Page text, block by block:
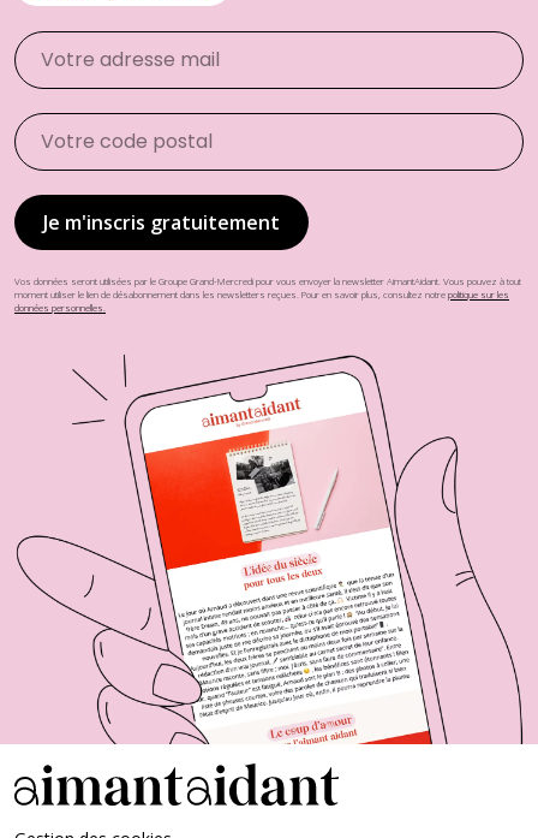
Vos données seront utilisées par le Groupe Grand-Mercredi pour vous envoyer la newsletter AimantAidant. Vous pouvez à tout
moment utiliser le lien de désabonnement dans les newsletters reçues. Pour en savoir plus, consultez notrepolitique sur les
données personnelles.